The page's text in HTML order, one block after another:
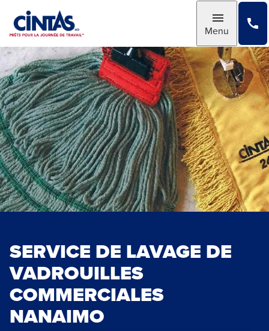
Main
Content
Toggle
Menu
SERVICE DE LAVAGE DE
VADROUILLES
COMMERCIALES
NANAIMO